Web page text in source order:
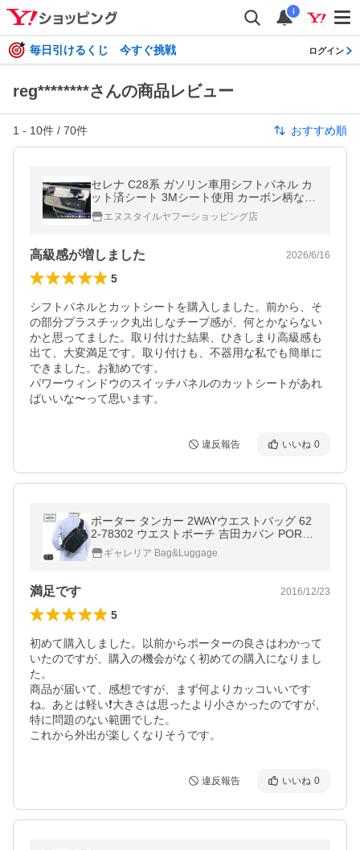
i
毎日引けるくじ 今すぐ挑戦 ログイン
reg********さんの商品レビュー
1 - 10件 / 70件 おすすめ順
セレナ C28系 ガソリン車用シフトパネル カ
ット済シート 3Mシート使用 カーボン柄など
カラー選択 内装 シフトコンソール 指紋低減
キズ防止 カスタムパーツ
エヌスタイルヤフーショッピング店
高級感が増しました 2026/6/16
5
シフトパネルとカットシートを購入しました。前から、そ
の部分プラスチック丸出しなチープ感が、何とかならない
かと思ってました。取り付けた結果、ひきしまり高級感も
出て、大変満足です。取り付けも、不器用な私でも簡単に
できました。お勧めです。
パワーウィンドウのスイッチパネルのカットシートがあれ
ばいいな〜って思います。
違反報告 いいね 0
ポーター タンカー 2WAYウエストバッグ 62
2-78302 ウエストポーチ 吉田カバン PORTE
R TANKER WAIST BAG ナイロン メンズ レ
ディース
ギャレリア Bag&Luggage
満足です 2016/12/23
5
初めて購入しました。以前からポーターの良さはわかって
いたのですが、購入の機会がなく初めての購入になりまし
た。
商品が届いて、感想ですが、まず何よりカッコいいです
ね。あとは軽い❗大きさは思ったより小さかったのですが、
特に問題のない範囲でした。
これから外出が楽しくなりそうです。
違反報告 いいね 0